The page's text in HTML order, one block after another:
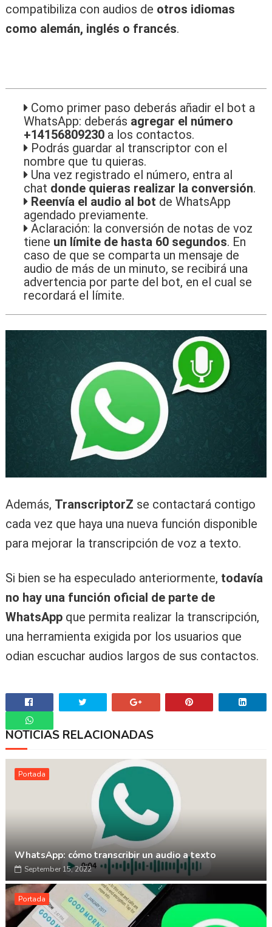
compatibiliza con audios de otros idiomas
como alemán, inglés o francés.
Como primer paso deberás añadir el bot a
WhatsApp: deberás agregar el número
+14156809230a los contactos.
Podrás guardar al transcriptor con el
nombre que tu quieras.
Una vez registrado el número, entra al
chat donde quieras realizar la conversión.
Reenvía el audio al bot de WhatsApp
agendado previamente.
Aclaración: la conversión de notas de voz
tiene un límite de hasta 60 segundos. En
caso de que se comparta un mensaje de
audio de más de un minuto, se recibirá una
advertencia por parte del bot, en el cual se
recordará el límite.
Además, TranscriptorZ se contactará contigo
cada vez que haya una nueva función disponible
para mejorar la transcripción de voz a texto.
Si bien se ha especulado anteriormente, todavía
no hay una función oficial de parte de
WhatsAppque permita realizar la transcripción,
una herramienta exigida por los usuarios que
odian escuchar audios largos de sus contactos.
Whatsapp
NOTICIAS RELACIONADAS
Portada
WhatsApp: cómo transcribir un audio a texto
September 15, 2022
Portada